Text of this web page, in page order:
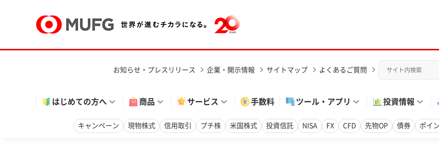
お知らせ・プレスリリース 企業・開示情報 サイトマップ よくあるご質問
はじめての方へ 商品 サービス 手数料 ツール・アプリ 投資情報
キャンペーン 現物株式 信用取引 プチ株 米国株式 投資信託 NISA FX CFD 先物OP 債券 ポイ